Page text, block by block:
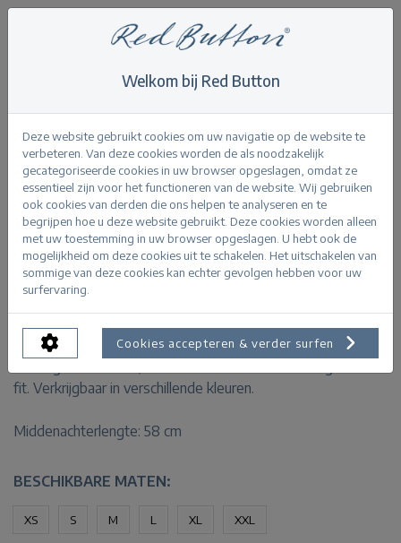
Knitwear > Sweet pointelle
Terug
Sweet pointelle butter
PRODUCTINFORMATIE
De Sweet Pointelle is een ajourgebreide trui met een
fit. Verkrijgbaar in verschillende kleuren.
Middenachterlengte: 58 cm
BESCHIKBARE MATEN:
XS S M L XL XXL
Welkom bij Red Button
Deze website gebruikt cookies om uw navigatie op de website te
verbeteren. Van deze cookies worden de als noodzakelijk
gecategoriseerde cookies in uw browser opgeslagen, omdat ze
essentieel zijn voor het functioneren van de website. Wij gebruiken
ook cookies van derden die ons helpen te analyseren en te
begrijpen hoe u deze website gebruikt. Deze cookies worden alleen
met uw toestemming in uw browser opgeslagen. U hebt ook de
mogelijkheid om deze cookies uit te schakelen. Het uitschakelen van
sommige van deze cookies kan echter gevolgen hebben voor uw
surfervaring.
Cookies accepteren & verder surfen